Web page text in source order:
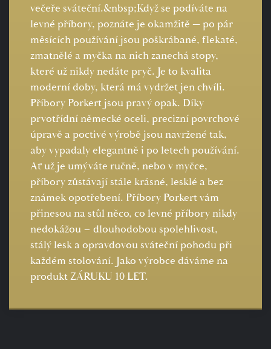
večeře sváteční.&nbsp;Když se podíváte na
levné příbory, poznáte je okamžitě — po pár
měsících používání jsou poškrábané, flekaté,
zmatnělé a myčka na nich zanechá stopy,
které už nikdy nedáte pryč. Je to kvalita
moderní doby, která má vydržet jen chvíli.
Příbory Porkert jsou pravý opak. Díky
prvotřídní německé oceli, precizní povrchové
úpravě a poctivé výrobě jsou navržené tak,
aby vypadaly elegantně i po letech používání.
Ať už je umýváte ručně, nebo v myčce,
příbory zůstávají stále krásné, lesklé a bez
známek opotřebení. Příbory Porkert vám
přinesou na stůl něco, co levné příbory nikdy
nedokážou – dlouhodobou spolehlivost,
stálý lesk a opravdovou sváteční pohodu při
každém stolování. Jako výrobce dáváme na
produkt ZÁRUKU 10 LET.